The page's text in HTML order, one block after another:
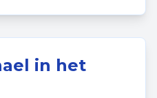
in het